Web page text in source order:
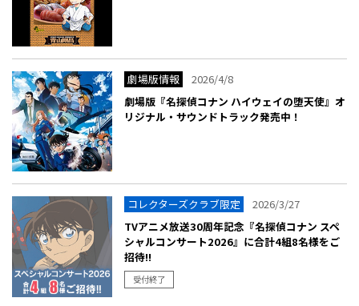
劇場版情報
2026/4/8
劇場版『名探偵コナン ハイウェイの堕天使』オ
リジナル・サウンドトラック発売中！
コレクターズクラブ限定
2026/3/27
TVアニメ放送30周年記念『名探偵コナン スペ
シャルコンサート2026』に合計4組8名様をご
招待!!
受付終了